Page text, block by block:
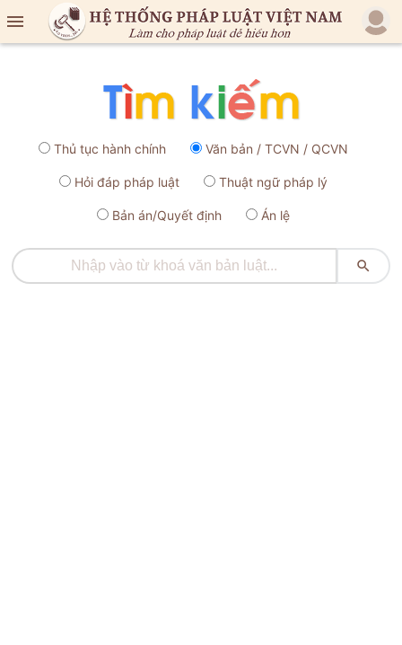

Thủ tục hành chính Văn bản / TCVN / QCVN
Hỏi đáp pháp luật Thuật ngữ pháp lý
Bản án/Quyết định Án lệ
